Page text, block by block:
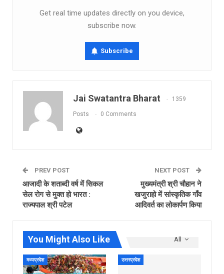
Get real time updates directly on you device,
subscribe now.
Subscribe
Jai Swatantra Bharat 1359
Posts 0 Comments
PREV POST
आजादी के शताब्दी वर्ष में सिकल
सेल रोग से मुक्त हो भारत :
राज्यपाल श्री पटेल
NEXT POST
मुख्यमंत्री श्री चौहान ने
खजुराहो में सांस्कृतिक गाँव
आदिवर्त का लोकार्पण किया
All
You Might Also Like
मध्यप्रदेश उत्तरप्रदेश